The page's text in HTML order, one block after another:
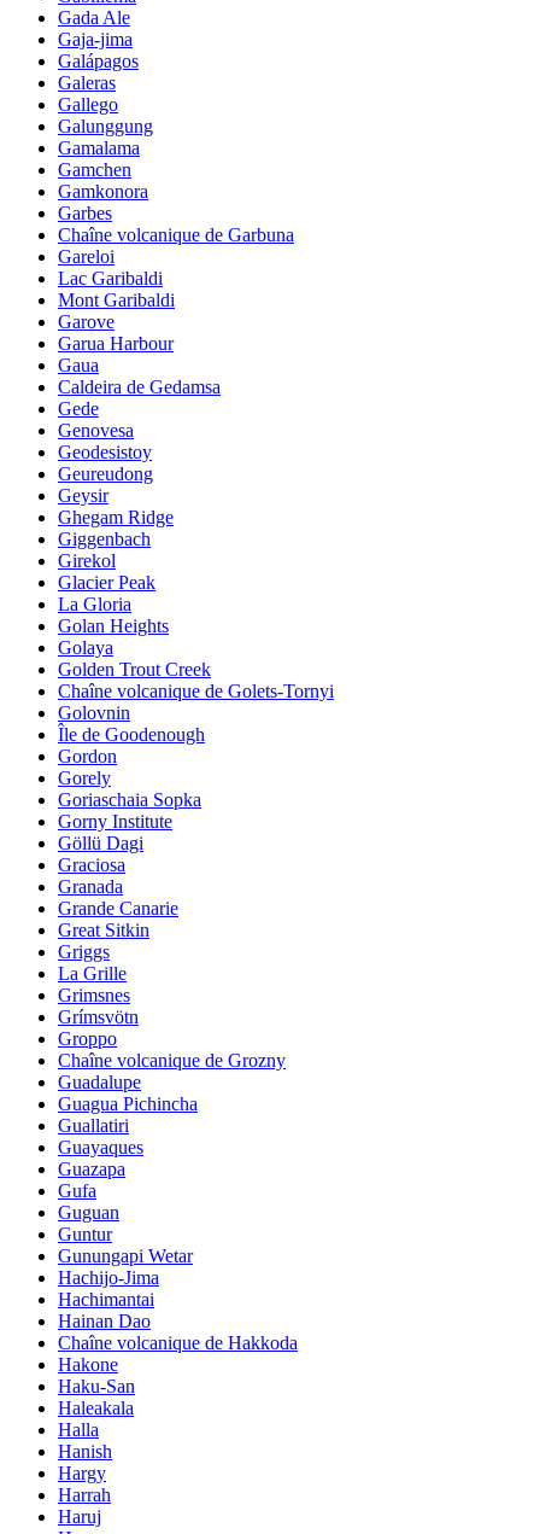
Gada Ale
Gaja-jima
Galápagos
Galeras
Gallego
Galunggung
Gamalama
Gamchen
Gamkonora
Garbes
Chaîne volcanique de Garbuna
Gareloi
Lac Garibaldi
Mont Garibaldi
Garove
Garua Harbour
Gaua
Caldeira de Gedamsa
Gede
Genovesa
Geodesistoy
Geureudong
Geysir
Ghegam Ridge
Giggenbach
Girekol
Glacier Peak
La Gloria
Golan Heights
Golaya
Golden Trout Creek
Chaîne volcanique de Golets-Tornyi
Golovnin
Île de Goodenough
Gordon
Gorely
Goriaschaia Sopka
Gorny Institute
Göllü Dagi
Graciosa
Granada
Grande Canarie
Great Sitkin
Griggs
La Grille
Grimsnes
Grímsvötn
Groppo
Chaîne volcanique de Grozny
Guadalupe
Guagua Pichincha
Guallatiri
Guayaques
Guazapa
Gufa
Guguan
Guntur
Gunungapi Wetar
Hachijo-Jima
Hachimantai
Hainan Dao
Chaîne volcanique de Hakkoda
Hakone
Haku-San
Haleakala
Halla
Hanish
Hargy
Harrah
Haruj